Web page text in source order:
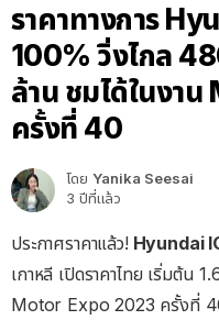
ราคาทางการ
100% วิ่งไกล
ล้าน ชมได้ในงา
ครั้งที่ 40
โดย Yanika Seesai
3 ปีที่แล้ว
ประกาศราคาแล้ว! Hyundai
เกาหลี เปิดราคาไทย เริ่มต้น
Motor Expo 2023 ครั้งที่